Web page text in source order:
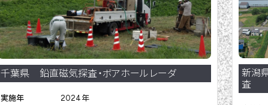
千葉県 鉛直磁気探査・ボアホールレーダ
実施年 2024年
新潟
査